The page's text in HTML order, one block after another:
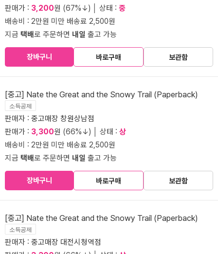
판매가 : 3,200원 (67%↓) │ 상태 : 중
배송비 : 2만원 미만 배송료 2,500원
지금 택배로 주문하면 내일 출고 가능
장바구니 바로구매 보관함
[중고] Nate the Great and the Snowy Trail (Paperback)
소득공제
판매자 : 중고매장 창원상남점
판매가 : 3,300원 (66%↓) │ 상태 : 상
배송비 : 2만원 미만 배송료 2,500원
지금 택배로 주문하면 내일 출고 가능
장바구니 바로구매 보관함
[중고] Nate the Great and the Snowy Trail (Paperback)
소득공제
판매자 : 중고매장 대전시청역점